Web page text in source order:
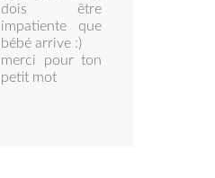
dois être
impatiente que
bébé arrive :)
merci pour ton
petit mot